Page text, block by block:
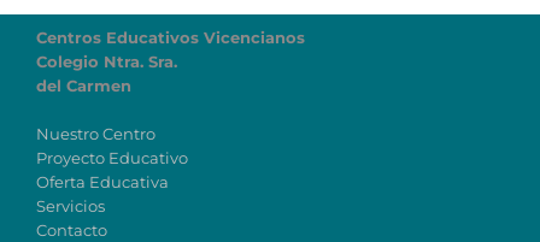
Centros Educativos Vicencianos
Colegio Ntra. Sra.
del Carmen
Nuestro Centro
Proyecto Educativo
Oferta Educativa
Servicios
Contacto